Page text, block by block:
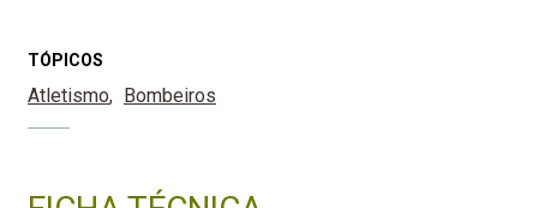
TÓPICOS
Atletismo Bombeiros